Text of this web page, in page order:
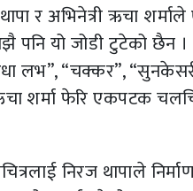
र अभिनेत्री ऋचा
यो जोडी टुटेको छैन ।
लभ”, “चक्कर”,
शर्मा फेरि एकपटक
निरज थापाले